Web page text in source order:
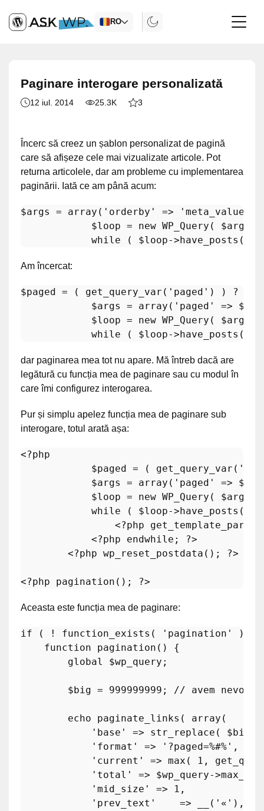
RO
Paginare interogare personalizată
12 iul. 2014 25.3K 3
Încerc să creez un șablon personalizat de pagină
care să afișeze cele mai vizualizate articole. Pot
returna articolele, dar am probleme cu implementarea
paginării. Iată ce am până acum:
$args = array ( 'orderby' =>
$loop = new WP_Query ( $args
while ( $loop->have_posts ()
Am încercat:
$paged = ( get_query_var ( 'paged' ) ) ?
$args
= array ( 'paged' =>
$loop = new WP_Query ( $args
while ( $loop->have_posts ()
dar paginarea mea tot nu apare. Mă întreb dacă are
legătură cu funcția mea de paginare sau cu modul în
care îmi configurez interogarea.
Pur și simplu apelez funcția mea de paginare sub
interogare, totul arată așa:
<?php
$paged = ( get_query_var (
$args
= array ( 'paged' =>
$loop = new WP_Query ( $args
while ( $loop->have_posts ()
<?php
get_template_part
<?php
endwhile ;
?>
<?php wp_reset_postdata (); ?>
<?php pagination (); ?>
Aceasta este funcția mea de paginare:
if ( ! function_exists ( 'pagination'
) )
function
pagination ( ) {
global
$wp_query ;
$big = 999999999 ; // avem nevoie
echo paginate_links ( array (
'base'
=> str_replace ( $big
'format'
=> '?paged=%#%' ,
'current'
=> max ( 1 ,
'total'
=> $wp_query-
'mid_size'
=> 1 ,
'prev_text'
    =>
( '«' ),